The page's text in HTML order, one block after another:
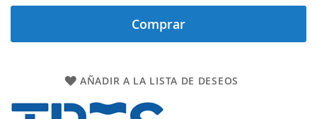
Comprar
AÑADIR A LA LISTA DE DESEOS